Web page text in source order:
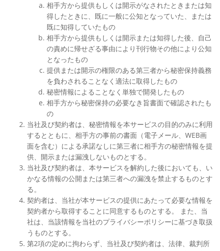
相手方から提供もしくは開示がなされたときまたは知
得したときに、既に一般に公知となっていた、または
既に知得していたもの
相手方から提供もしくは開示または知得した後、自己
の責めに帰せざる事由により刊行物その他により公知
となったもの
提供または開示の権限のある第三者から秘密保持義務
を負わされることなく適法に取得したもの
秘密情報によることなく単独で開発したもの
相手方から秘密保持の必要なき旨書面で確認されたも
の
当社及び契約者は、秘密情報を本サービスの目的のみに利用
するとともに、相手方の事前の書面（電子メール、WEB画
面を含む）による承諾なしに第三者に相手方の秘密情報を提
供、開示または漏洩しないものとする。
当社及び契約者は、本サービスを解約した後においても、い
かなる情報の公開または第三者への漏洩を禁止するものとす
る。
契約者は、当社が本サービスの提供にあたって必要な情報を
契約者から取得することに同意するものとする。 また、当
社は、当該情報を当社のプライバシーポリシーに基づき取扱
うものとする。
第2項の定めに拘わらず、当社及び契約者は、法律、裁判所